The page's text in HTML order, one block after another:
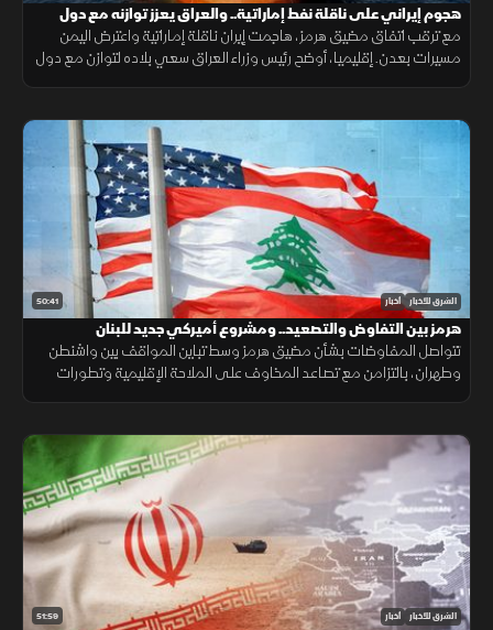
هجوم إيراني على ناقلة نفط إماراتية.. والعراق يعزز توازنه مع دول
الجوار
مع ترقب اتفاق مضيق هرمز، هاجمت إيران ناقلة إماراتية واعترض اليمن
مسيرات بعدن. إقليميا، أوضح رئيس وزراء العراق سعي بلاده لتوازن مع دول
50:41 الشرق للأخبار أخبار
هرمز بين التفاوض والتصعيد.. ومشروع أميركي جديد للبنان
تتواصل المفاوضات بشأن مضيق هرمز وسط تباين المواقف بين واشنطن
وطهران، بالتزامن مع تصاعد المخاوف على الملاحة الإقليمية وتطورات
51:59 الشرق للأخبار أخبار